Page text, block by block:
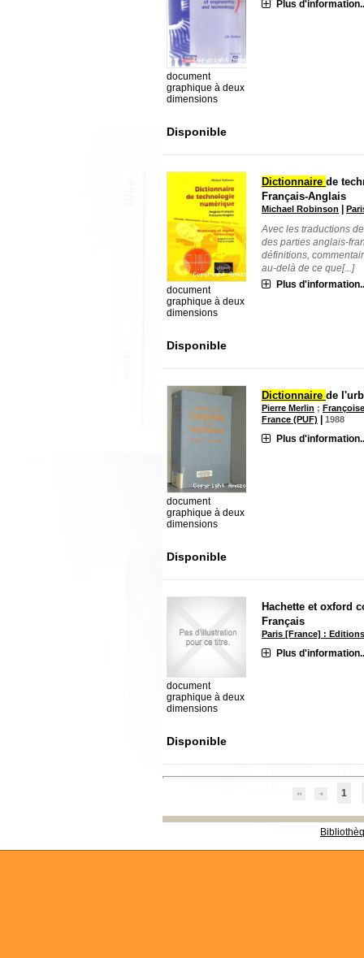
document
graphique à deux
dimensions
Plus
Disponible
document
graphique à deux
dimensions
Dictionnairede
Français-Anglais
Michael Robinson |
Avec les traductions
des parties anglais-
définitions,
au-delà de ce que[...]
Plus
Disponible
document
graphique à deux
dimensions
Dictionnairede
Pierre Merlin ;
France (PUF)
|1988
Plus
Disponible
document
graphique à deux
dimensions
Hachette et oxford
Français
Paris [France] :
Plus
Disponible
1